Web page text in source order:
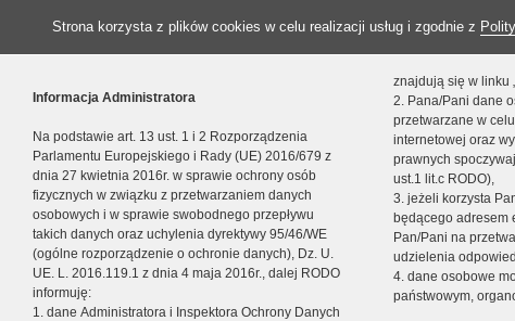
Strona korzysta z plików cookies w celu realizacji usług i zgodnie z
Informacja Administratora
Na podstawie art. 13 ust. 1 i 2 Rozporządzenia
Parlamentu Europejskiego i Rady (UE) 2016/679 z
dnia 27 kwietnia 2016r. w sprawie ochrony osób
fizycznych w związku z przetwarzaniem danych
osobowych i w sprawie swobodnego przepływu
takich danych oraz uchylenia dyrektywy 95/46/WE
(ogólne rozporządzenie o ochronie danych), Dz. U.
UE. L. 2016.119.1 z dnia 4 maja 2016r., dalej RODO
informuję:
1. dane Administratora i Inspektora Ochrony Danych
znajdują się w linku
2. Pana/Pani dane
przetwarzane w
internetowej oraz
prawnych
ust.1 lit.c RODO),
3. jeżeli korzysta
będącego adresem
Pan/Pani na
udzielenia
4. dane osobowe
państwowym,